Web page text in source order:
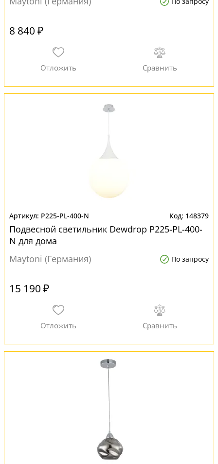
8 840 ₽
P225-PL-400-N 148379
Подвесной светильник Dewdrop P225-PL-400-
N для дома
Maytoni (Германия)
По запросу
15 190 ₽